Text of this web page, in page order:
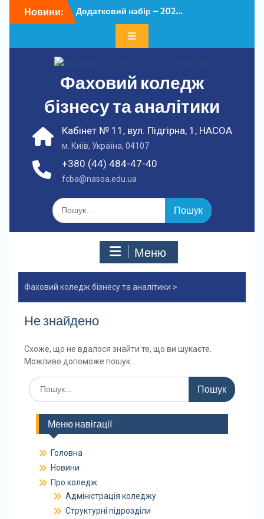
доНовини:
Додатковий набір – 202...
У ФКБА НАСОА
Фаховий коледж
бізнесу та аналітики
+380 (44) 484-47-40
fcba@nasoa.edu.ua
Кабінет № 11, вул. Підгірна, 1, НАСОА
м. Київ, Україна, 04107
Шукати:
Меню
Фаховий коледж бізнесу та аналітики >
Не знайдено
Схоже, що не вдалося знайти те, що ви шукаєте.
Можливо допоможе пошук.
Шукати:
Меню навігації
Головна
Новини
Про коледж
Адміністрація коледжу
Структурні підрозділи